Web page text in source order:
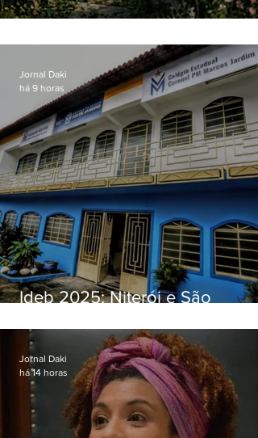
Ideb 2025: Niterói e São
distintos no ensino médio; veja
Jornal Daki
há 9 horas
Jornal Daki
há 14 horas